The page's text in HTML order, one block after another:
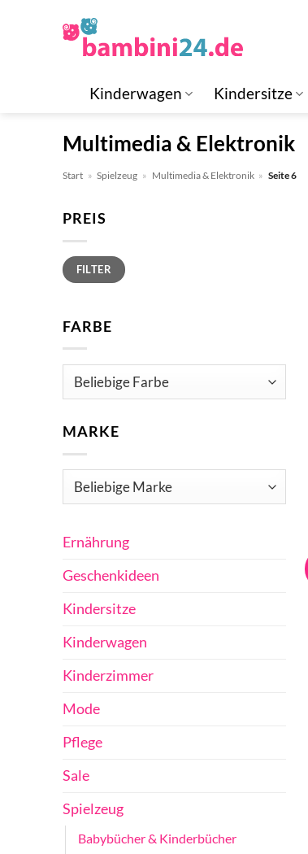
Kinderwagen Kindersitze
Multimedia & Elektronik
Start » Spielzeug » Multimedia & Elektronik » Seite 6
PREIS
Min.
Preis
Max.
PreisFILTER
FARBE
MARKE
Ernährung
Geschenkideen
Kindersitze
Kinderwagen
Kinderzimmer
Mode
Pflege
Sale
Spielzeug
Babybücher & Kinderbücher